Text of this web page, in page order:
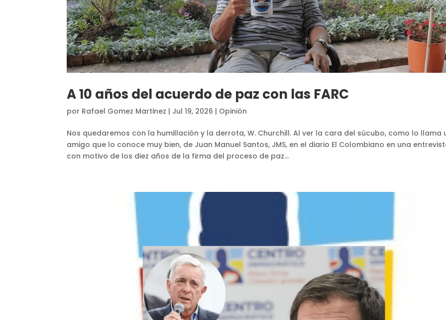
A 10 años del acuerdo de paz con las FARC
por Rafael Gomez Martinez | Jul 19, 2026 | Opinión
Nos quedaremos con la humillación y la derrota, W. Churchill. Al ver la cara del súcubo, como lo llama
amigo que lo conoce muy bien, de Juan Manuel Santos, JMS, en el diario El Colombiano en una
con motivo de los diez años de la firma del proceso de paz...